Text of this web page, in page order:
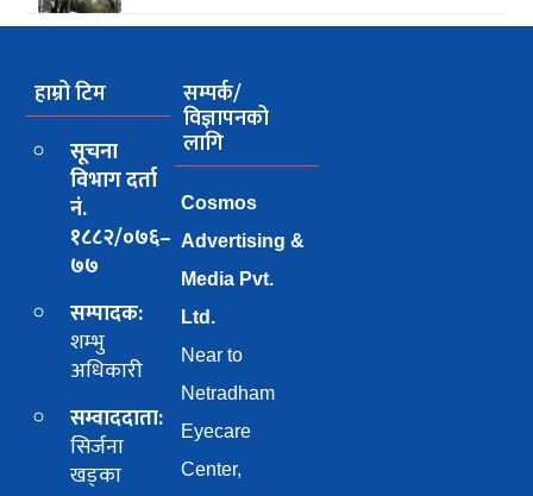
हाम्रो टिम
सूचना
विभाग दर्ता
नं.
१८८२/०७६–
७७
सम्पादक:
शम्भु
अधिकारी
सम्वाददाता:
सिर्जना
खड्का
सम्पर्क/
विज्ञापनको
लागि
Cosmos
Advertising &
Media Pvt.
Ltd.
Near to
Netradham
Eyecare
Center,